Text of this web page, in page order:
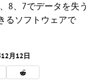
8、7でデータを失う
るソフトウェアで
月12日